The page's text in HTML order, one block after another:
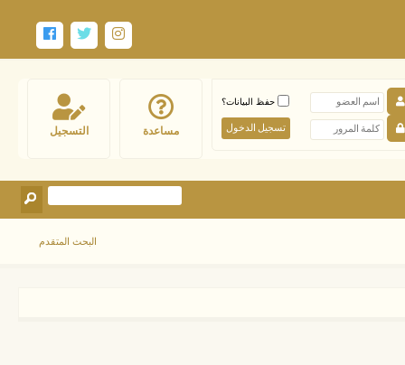
التسجيل مساعدة
حفظ البيانات؟
البحث المتقدم